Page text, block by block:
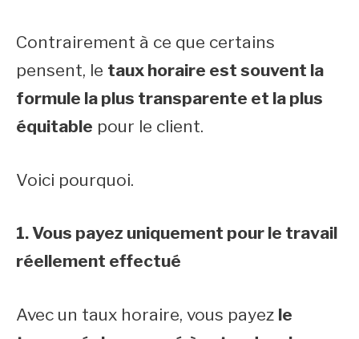
Contrairement à ce que certains
pensent, le taux horaire est souvent la
formule la plus transparente et la plus
équitable pour le client.
Voici pourquoi.
1. Vous payez uniquement pour le travail
réellement effectué
Avec un taux horaire, vous payez le